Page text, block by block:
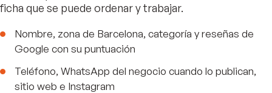
ficha que se puede ordenar y trabajar.
Nombre, zona de Barcelona, categoría y reseñas de
Google con su puntuación
Teléfono, WhatsApp del negocio cuando lo publican,
sitio web e Instagram